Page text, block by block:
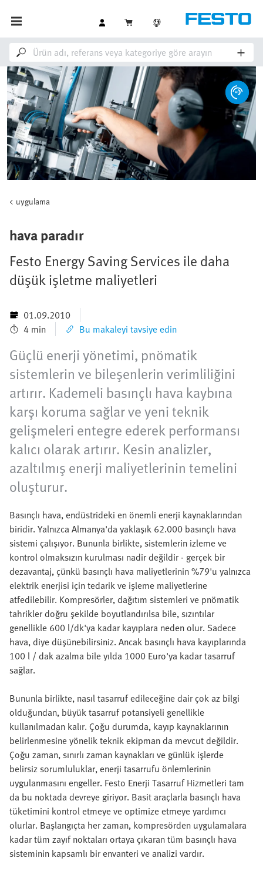
uygulama
hava paradır
Festo Energy Saving Services ile daha
düşük işletme maliyetleri
01.09.2010
4 min
Bu makaleyi tavsiye edin
Güçlü enerji yönetimi, pnömatik
sistemlerin ve bileşenlerin verimliliğini
artırır. Kademeli basınçlı hava kaybına
karşı koruma sağlar ve yeni teknik
gelişmeleri entegre ederek performansı
kalıcı olarak artırır. Kesin analizler,
azaltılmış enerji maliyetlerinin temelini
oluşturur.
Basınçlı hava, endüstrideki en önemli enerji kaynaklarından
biridir. Yalnızca Almanya'da yaklaşık 62.000 basınçlı hava
sistemi çalışıyor. Bununla birlikte, sistemlerin izleme ve
kontrol olmaksızın kurulması nadir değildir - gerçek bir
dezavantaj, çünkü basınçlı hava maliyetlerinin %79'u yalnızca
elektrik enerjisi için tedarik ve işleme maliyetlerine
atfedilebilir. Kompresörler, dağıtım sistemleri ve pnömatik
tahrikler doğru şekilde boyutlandırılsa bile, sızıntılar
genellikle 600 l/dk'ya kadar kayıplara neden olur. Sadece
hava, diye düşünebilirsiniz. Ancak basınçlı hava kayıplarında
100 l / dak azalma bile yılda 1000 Euro'ya kadar tasarruf
sağlar.
Bununla birlikte, nasıl tasarruf edileceğine dair çok az bilgi
olduğundan, büyük tasarruf potansiyeli genellikle
kullanılmadan kalır. Çoğu durumda, kayıp kaynaklarının
belirlenmesine yönelik teknik ekipman da mevcut değildir.
Çoğu zaman, sınırlı zaman kaynakları ve günlük işlerde
belirsiz sorumluluklar, enerji tasarrufu önlemlerinin
uygulanmasını engeller. Festo Enerji Tasarruf Hizmetleri tam
da bu noktada devreye giriyor. Basit araçlarla basınçlı hava
tüketimini kontrol etmeye ve optimize etmeye yardımcı
olurlar. Başlangıçta her zaman, kompresörden uygulamalara
kadar tüm zayıf noktaları ortaya çıkaran tüm basınçlı hava
sisteminin kapsamlı bir envanteri ve analizi vardır.